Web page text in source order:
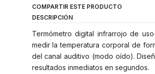
COMPARTIR ESTE PRODUCTO
DESCRIPCIÓN
Termómetro digital infrarrojo de
medir la temperatura corporal de
del canal auditivo (modo oído).
resultados inmediatos en segundos.